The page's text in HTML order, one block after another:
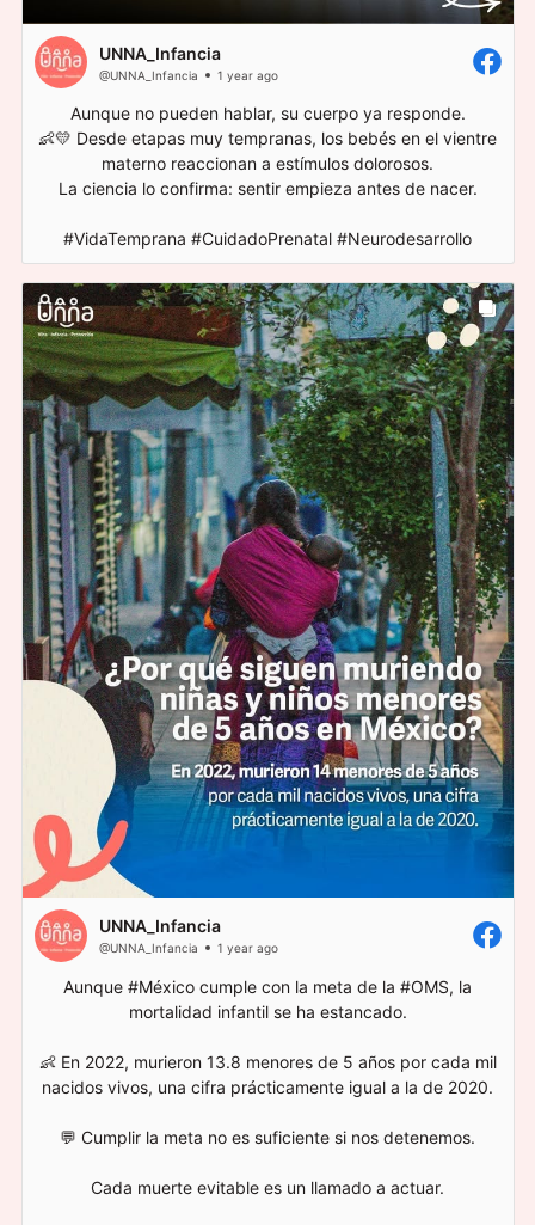
UNNA_Infancia
@UNNA_Infancia 1 year ago
Aunque no pueden hablar, su cuerpo ya responde.
👶💛 Desde etapas muy tempranas, los bebés en el vientre
materno reaccionan a estímulos dolorosos.
La ciencia lo confirma: sentir empieza antes de nacer.
#VidaTemprana #CuidadoPrenatal #Neurodesarrollo
UNNA_Infancia
@UNNA_Infancia 1 year ago
Aunque #México cumple con la meta de la #OMS, la
mortalidad infantil se ha estancado.
👶 En 2022, murieron 13.8 menores de 5 años por cada mil
nacidos vivos, una cifra prácticamente igual a la de 2020.
💬 Cumplir la meta no es suficiente si nos detenemos.
Cada muerte evitable es un llamado a actuar.